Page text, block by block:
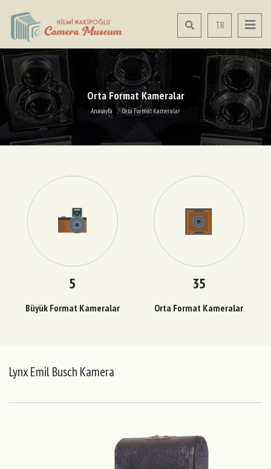
TR
Orta Format Kameralar
Anasayfa Orta Format Kameralar
5
Büyük Format Kameralar
35
Orta Format Kameralar
Lynx Emil Busch Kamera